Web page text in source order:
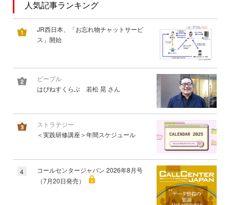
人気記事ランキング
JR西日本、「お忘れ物チャットサービ
ス」開始
ピープル
はぴねすくらぶ 若松 晃 さん
ストラテジー
＜実践研修講座＞年間スケジュール
4
コールセンタージャパン 2026年8月号
（7月20日発売）